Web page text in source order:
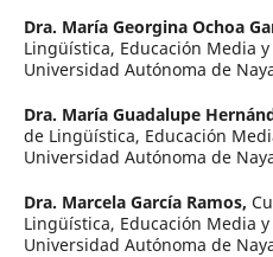
Dra. María Georgina Ochoa
Lingüística, Educación Media
Universidad Autónoma de
Dra. María Guadalupe
de Lingüística, Educación
Universidad Autónoma de
Dra. Marcela García Ramos,
Lingüística, Educación Media
Universidad Autónoma de